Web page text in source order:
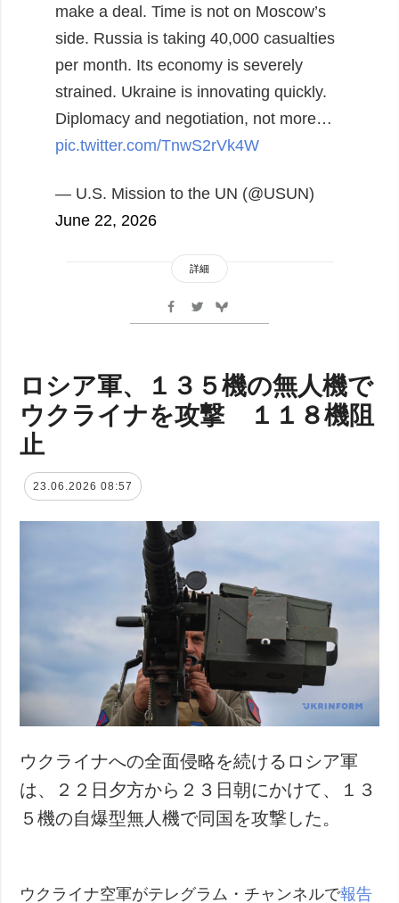
make a deal. Time is not on Moscow’s
side. Russia is taking 40,000 casualties
per month. Its economy is severely
strained. Ukraine is innovating quickly.
Diplomacy and negotiation, not more…
pic.twitter.com/TnwS2rVk4W
— U.S. Mission to the UN (@USUN)
June 22, 2026
詳細
ロシア軍、１３５機の無人機で
ウクライナを攻撃 １１８機阻
止
23.06.2026 08:57
ウクライナへの全面侵略を続けるロシア軍
は、２２日夕方から２３日朝にかけて、１３
５機の自爆型無人機で同国を攻撃した。
ウクライナ空軍がテレグラム・チャンネルで報告